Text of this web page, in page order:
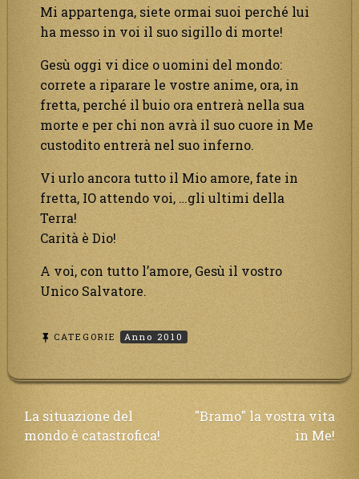
Mi appartenga, siete ormai suoi perché lui
ha messo in voi il suo sigillo di morte!
Gesù oggi vi dice o uomini del mondo:
correte a riparare le vostre anime, ora, in
fretta, perché il buio ora entrerà nella sua
morte e per chi non avrà il suo cuore in Me
custodito entrerà nel suo inferno.
Vi urlo ancora tutto il Mio amore, fate in
fretta, IO attendo voi, …gli ultimi della
Terra!
Carità è Dio!
A voi, con tutto l’amore, Gesù il vostro
Unico Salvatore.
CATEGORIE Anno 2010
Navigazione
articoli
La situazione del
mondo è catastrofica!
"Bramo" la vostra vita
in Me!